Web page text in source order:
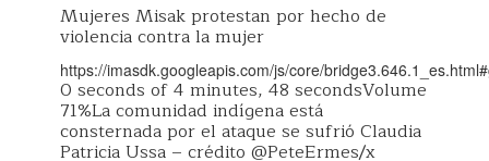
Mujeres Misak protestan por hecho de
violencia contra la mujer
https://imasdk.googleapis.com/js/core/
0 seconds of 4 minutes, 48 secondsVolume
71%La comunidad indígena está
consternada por el ataque se sufrió Claudia
Patricia Ussa – crédito @PeteErmes/x